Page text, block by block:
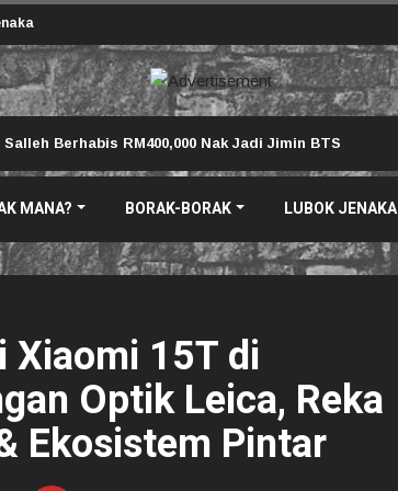
Salleh Berhabis RM400,000 Nak Jadi Jimin BTS
MANA? BORAK-BORAK LUBOK JENAKA
Xiaomi 15T di
Optik Leica, Reka
Ekosistem Pintar